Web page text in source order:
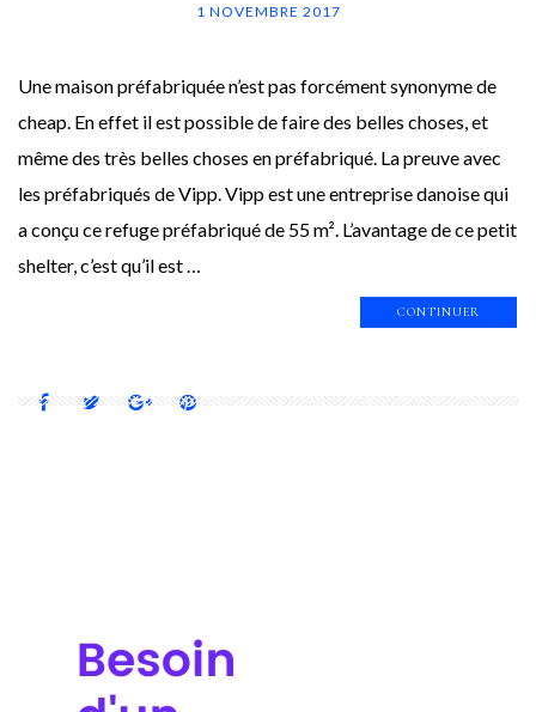
1 NOVEMBRE 2017
Une maison préfabriquée n’est pas forcément synonyme de
cheap. En effet il est possible de faire des belles choses, et
même des très belles choses en préfabriqué. La preuve avec
les préfabriqués de Vipp. Vipp est une entreprise danoise qui
a conçu ce refuge préfabriqué de 55 m². L’avantage de ce petit
shelter, c’est qu’il est …
CONTINUER